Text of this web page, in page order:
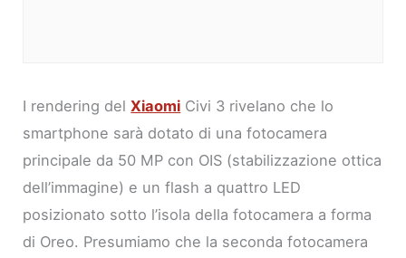
I rendering delXiaomi Civi 3 rivelano che lo
smartphone sarà dotato di una fotocamera
principale da 50 MP con OIS (stabilizzazione ottica
dell’immagine) e un flash a quattro LED
posizionato sotto l’isola della fotocamera a forma
di Oreo. Presumiamo che la seconda fotocamera